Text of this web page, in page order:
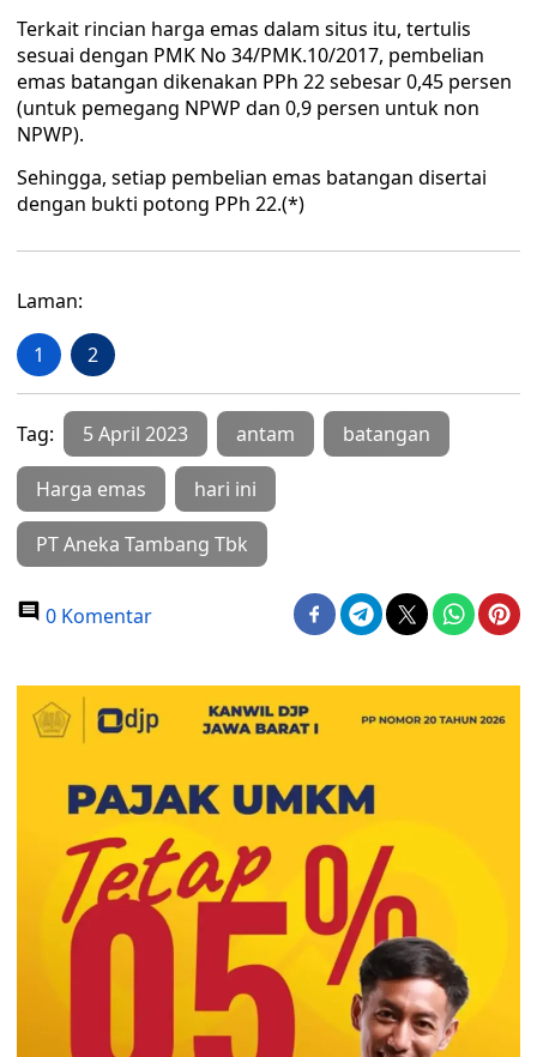
Terkait rincian harga emas dalam situs itu, tertulis
sesuai dengan PMK No 34/PMK.10/2017, pembelian
emas batangan dikenakan PPh 22 sebesar 0,45 persen
(untuk pemegang NPWP dan 0,9 persen untuk non
NPWP).
Sehingga, setiap pembelian emas batangan disertai
dengan bukti potong PPh 22.(*)
Laman:
1 2
Tag: 5 April 2023 antam batangan
Harga emas hari ini
PT Aneka Tambang Tbk
0 Komentar